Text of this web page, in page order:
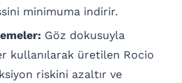
minimuma indirir.
Göz dokusuyla
kullanılarak üretilen Rocio
riskini azaltır ve